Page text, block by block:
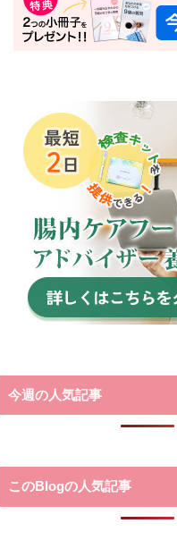
今週の人気記事
このBlogの人気記事